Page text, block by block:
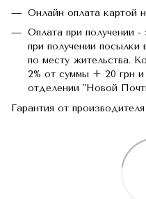
Онлайн оплата картой
Оплата при получении -
при получении
по месту жительства.
2% от суммы + 20 грн и
отделении "Новой
Гарантия от